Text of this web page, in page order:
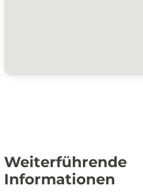
Weiterführende
Informationen